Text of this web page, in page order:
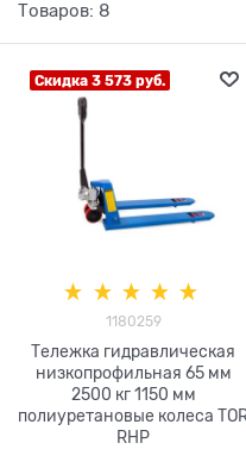
Товаров: 8
Скидка 3 573 руб.
1180259
Тележка гидравлическая
низкопрофильная 65 мм
2500 кг 1150 мм
полиуретановые колеса
RHP